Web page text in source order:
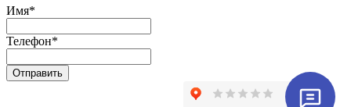
Имя*
Телефон*
Отправить